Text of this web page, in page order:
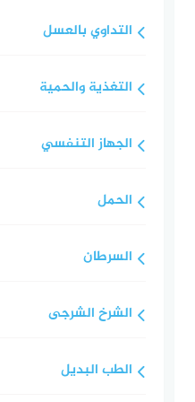
التداوي بالعسل
التغذية والحمية
الجهاز التنفسي
الحمل
السرطان
الشرخ الشرجى
الطب البديل